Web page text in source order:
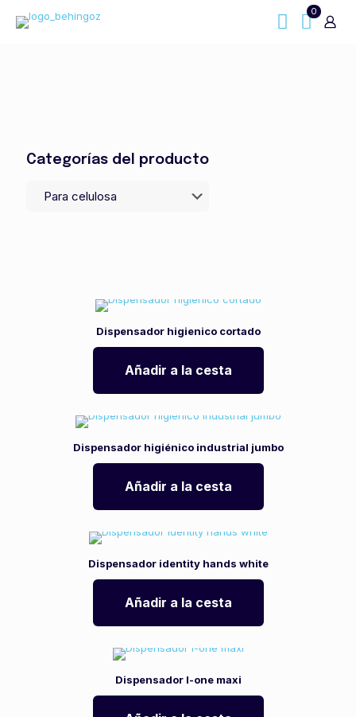
0
Categorías del producto
Dispensador higienico cortado
Añadir a la cesta
Dispensador higiénico industrial jumbo
Añadir a la cesta
Dispensador identity hands white
Añadir a la cesta
Dispensador l-one maxi